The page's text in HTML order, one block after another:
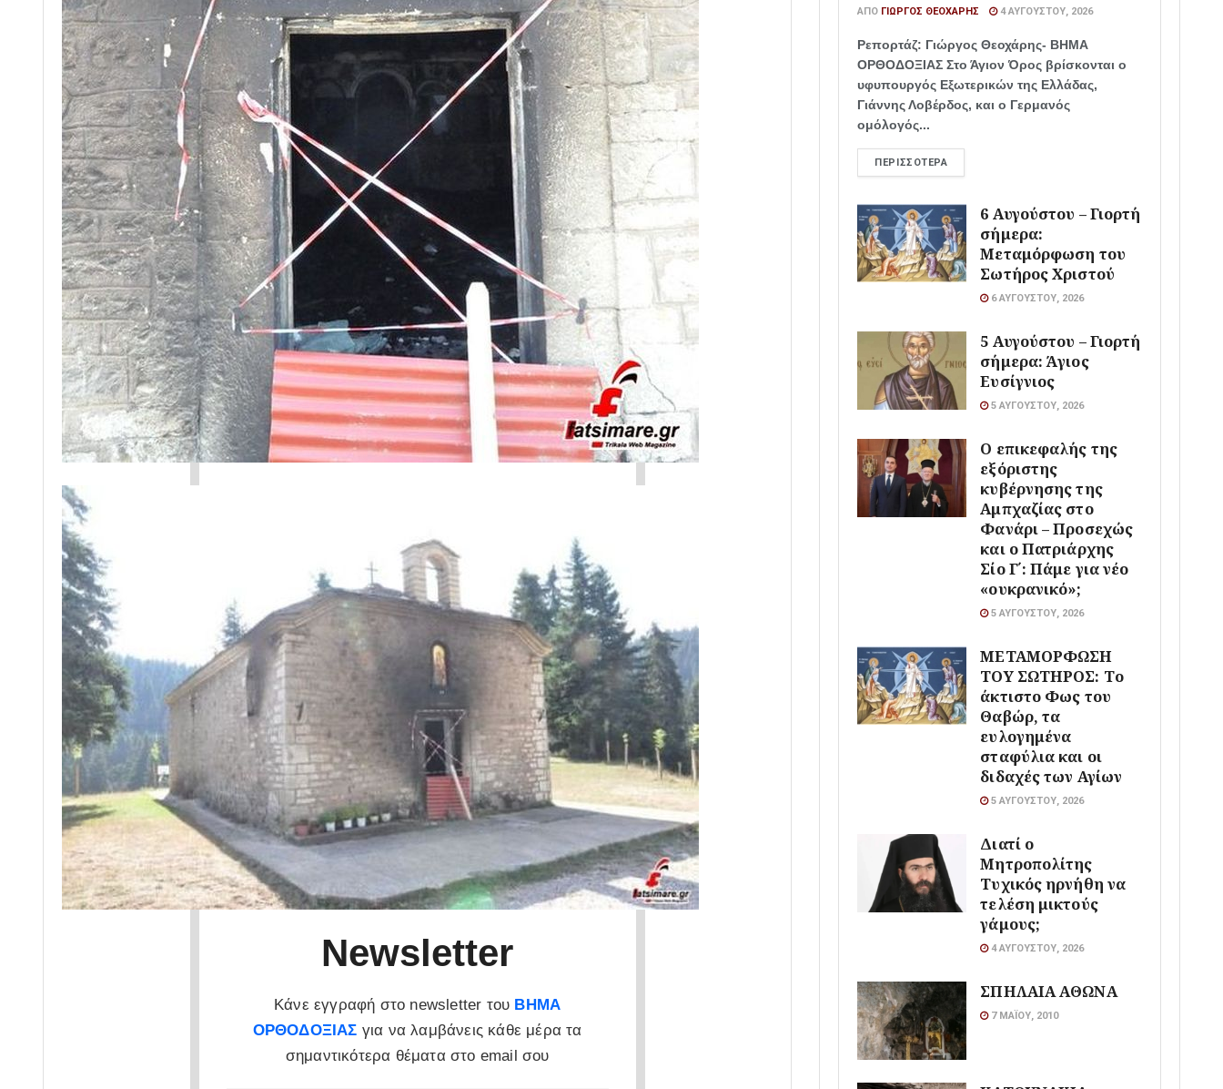
Newsletter
Κάνε εγγραφή στο newsletter του ΒΗΜΑ
ΟΡΘΟΔΟΞΙΑΣ για να λαμβάνεις κάθε μέρα τα
σημαντικότερα θέματα στο email σου
ΑΠΌ ΓΙΏΡΓΟΣ ΘΕΟΧΆΡΗΣ 4 ΑΥΓΟΎΣΤΟΥ, 2026
Ρεπορτάζ: Γιώργος Θεοχάρης- ΒΗΜΑ
ΟΡΘΟΔΟΞΙΑΣ Στο Άγιον Όρος βρίσκονται ο
υφυπουργός Εξωτερικών της Ελλάδας,
Γιάννης Λοβέρδος, και ο Γερμανός
ομόλογός...
ΠΕΡΙΣΣΌΤΕΡΑ
6 Αυγούστου – Γιορτή
σήμερα:
Μεταμόρφωση του
Σωτήρος Χριστού
6 ΑΥΓΟΎΣΤΟΥ, 2026
5 Αυγούστου – Γιορτή
σήμερα: Άγιος
Ευσίγνιος
5 ΑΥΓΟΎΣΤΟΥ, 2026
Ο επικεφαλής της
εξόριστης
κυβέρνησης της
Αμπχαζίας στο
Φανάρι – Προσεχώς
και ο Πατριάρχης
Σίο Γ΄: Πάμε για νέο
«ουκρανικό»;
5 ΑΥΓΟΎΣΤΟΥ, 2026
ΜΕΤΑΜΟΡΦΩΣΗ
ΤΟΥ ΣΩΤΗΡΟΣ: Το
άκτιστο Φως του
Θαβώρ, τα
ευλογημένα
σταφύλια και οι
διδαχές των Αγίων
5 ΑΥΓΟΎΣΤΟΥ, 2026
Διατί ο
Μητροπολίτης
Τυχικός ηρνήθη να
τελέση μικτούς
γάμους;
4 ΑΥΓΟΎΣΤΟΥ, 2026
ΣΠΗΛΑΙΑ ΑΘΩΝΑ
7 ΜΑΪ́ΟΥ, 2010